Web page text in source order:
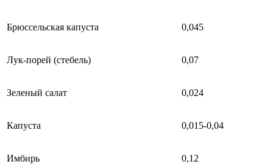
Брюссельская капуста 0,045
Лук-порей (стебель) 0,07
Зеленый салат 0,024
Капуста 0,015-0,04
Имбирь 0,12